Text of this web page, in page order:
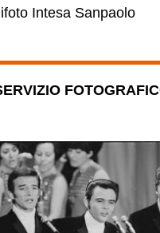
Intesa Sanpaolo